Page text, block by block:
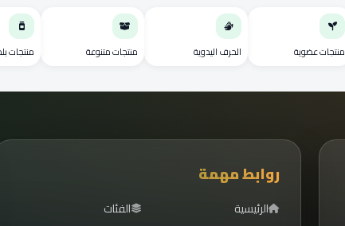
منتجات عضوية الحرف اليدوية منتجات متنوعة منتجات
روابط مهمة
الرئيسية
الفئات